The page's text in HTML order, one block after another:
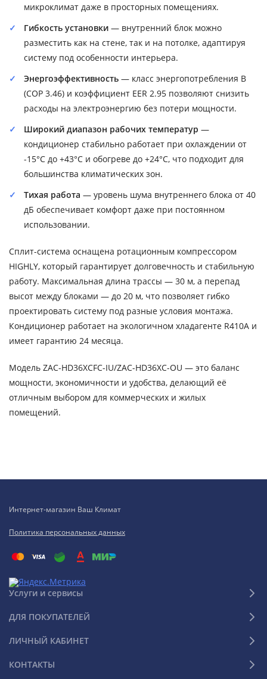
микроклимат даже в просторных помещениях.
Гибкость установки — внутренний блок можно
разместить как на стене, так и на потолке, адаптируя
систему под особенности интерьера.
Энергоэффективность — класс энергопотребления B
(COP 3.46) и коэффициент EER 2.95 позволяют снизить
расходы на электроэнергию без потери мощности.
Широкий диапазон рабочих температур —
кондиционер стабильно работает при охлаждении от
-15°C до +43°C и обогреве до +24°C, что подходит для
большинства климатических зон.
Тихая работа — уровень шума внутреннего блока от 40
дБ обеспечивает комфорт даже при постоянном
использовании.
Сплит-система оснащена ротационным компрессором
HIGHLY, который гарантирует долговечность и стабильную
работу. Максимальная длина трассы — 30 м, а перепад
высот между блоками — до 20 м, что позволяет гибко
проектировать систему под разные условия монтажа.
Кондиционер работает на экологичном хладагенте R410A и
имеет гарантию 24 месяца.
Модель ZAC-HD36XCFC-IU/ZAC-HD36XC-OU — это баланс
мощности, экономичности и удобства, делающий её
отличным выбором для коммерческих и жилых
помещений.
Интернет-магазин Ваш Климат
Политика персональных данных
Услуги и сервисы
ДЛЯ ПОКУПАТЕЛЕЙ
ЛИЧНЫЙ КАБИНЕТ
КОНТАКТЫ